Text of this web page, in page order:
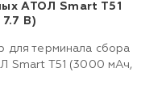
АТОЛ Smart T51
В)
для терминала сбора
Smart T51 (3000 мАч,